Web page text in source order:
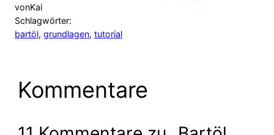
vonKai
Schlagwörter:
bartöl, grundlagen, tutorial
Kommentare